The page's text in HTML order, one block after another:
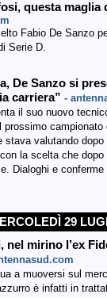
questa maglia
Fabio De Sanzo
Serie D.
De Sanzo si
carriera” -
il suo nuovo
prossimo
valutando dopo
la scelta che
Dialoghi e
29
nel mirino l’ex
a muoversi sul
è infatti in